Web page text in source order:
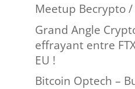
Meetup Becrypto /
Grand Angle
effrayant entre
EU !
Bitcoin Optech –